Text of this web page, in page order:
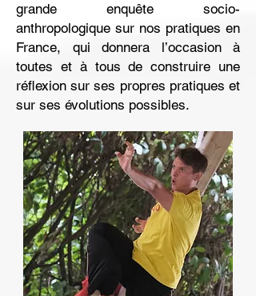
grande enquête socio-
anthropologique sur nos pratiques en
France, qui donnera l’occasion à
toutes et à tous de construire une
réflexion sur ses propres pratiques et
sur ses évolutions possibles.